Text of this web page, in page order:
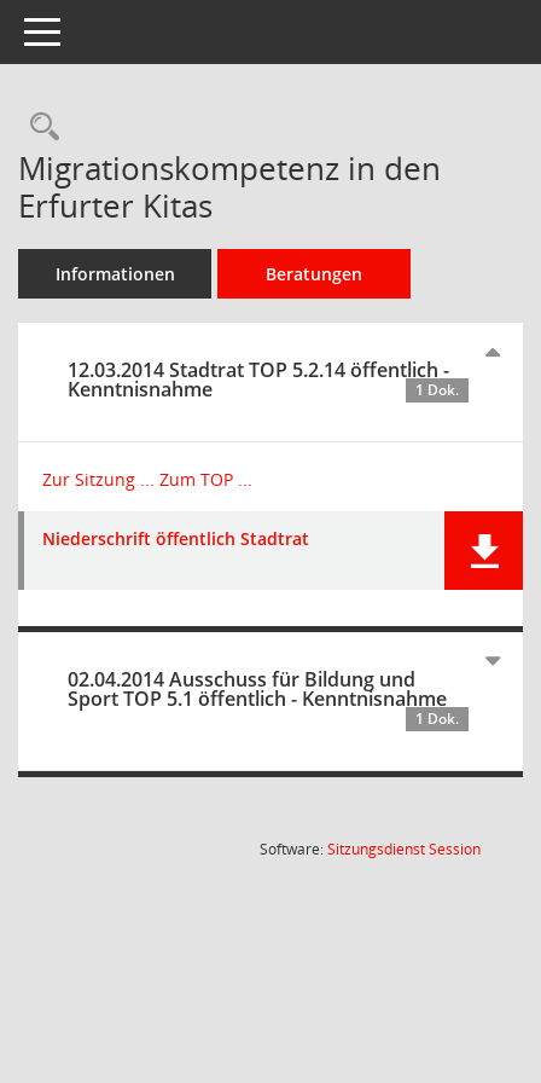
Toggle navigation
Rechercheauswahl
Migrationskompetenz in den
Erfurter Kitas
Informationen Beratungen
12.03.2014 Stadtrat TOP 5.2.14 öffentlich -
Kenntnisnahme 1 Dok.
Zur Sitzung ... Zum TOP ...
Niederschrift öffentlich Stadtrat
02.04.2014 Ausschuss für Bildung und
Sport TOP 5.1 öffentlich - Kenntnisnahme
1 Dok.
Software:SitzungsdienstSession(Wird in